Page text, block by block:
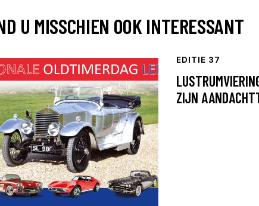
U MISSCHIEN OOK INTERESSANT
EDITIE 37
ZIJN